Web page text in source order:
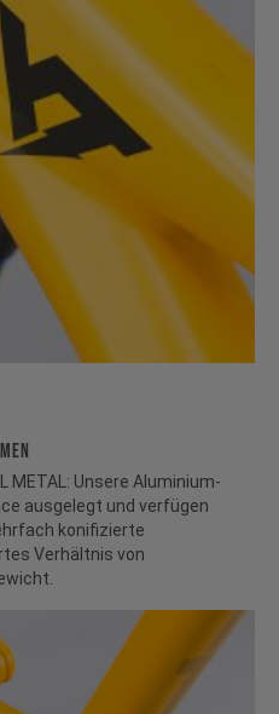
METAL: Unsere Aluminium-
ausgelegt und verfügen
konifizierte
Verhältnis von